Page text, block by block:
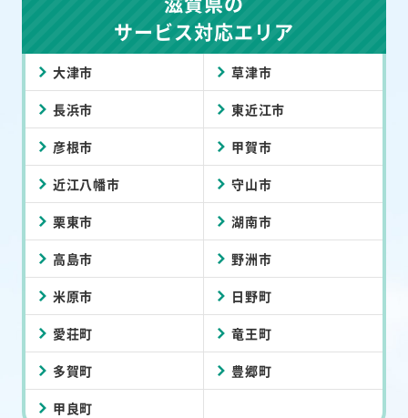
サービス対応エリア
大津市 草津市
長浜市 東近江市
彦根市 甲賀市
近江八幡市 守山市
栗東市 湖南市
高島市 野洲市
米原市 日野町
愛荘町 竜王町
多賀町 豊郷町
甲良町